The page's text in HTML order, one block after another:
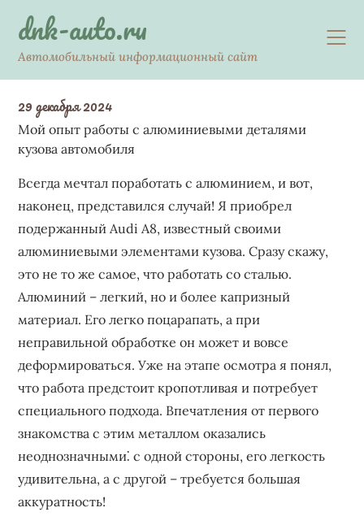
contentdnk-auto.ru
Автомобильный информационный сайт
29 декабря 2024
Мой опыт работы с алюминиевыми деталями
кузова автомобиля
Всегда мечтал поработать с алюминием, и вот,
наконец, представился случай! Я приобрел
подержанный Audi A8, известный своими
алюминиевыми элементами кузова. Сразу скажу,
это не то же самое, что работать со сталью.
Алюминий – легкий, но и более капризный
материал. Его легко поцарапать, а при
неправильной обработке он может и вовсе
деформироваться. Уже на этапе осмотра я понял,
что работа предстоит кропотливая и потребует
специального подхода. Впечатления от первого
знакомства с этим металлом оказались
неоднозначными⁚ с одной стороны, его легкость
удивительна, а с другой – требуется большая
аккуратность!